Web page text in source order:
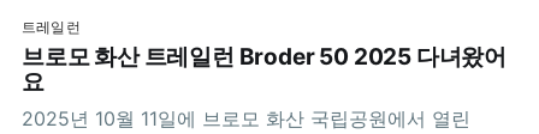
트레일런
브로모 화산 트레일런 Broder 50 2025 다녀왔어
요
2025년 10월 11일에 브로모 화산 국립공원에서 열린